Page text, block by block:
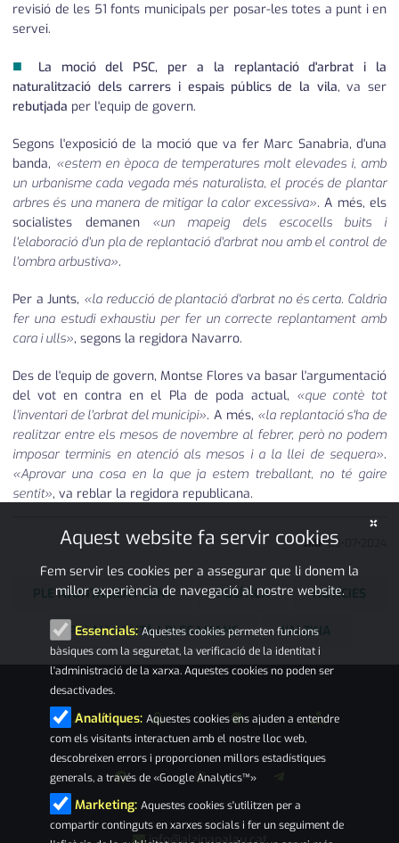
revisió de les 51 fonts municipals per posar-les totes a punt i en
servei.
■
La moció del PSC, per a la replantació d'arbrat i la
naturalització dels carrers i espais públics de la vila, va ser
rebutjada per l'equip de govern.
Segons l'exposició de la moció que va fer Marc Sanabria, d'una
banda, «estem en època de temperatures molt elevades i, amb
un urbanisme cada vegada més naturalista, el procés de plantar
arbres és una manera de mitigar la calor excessiva». A més, els
socialistes demanen «un mapeig dels escocells buits i
l'elaboració d'un pla de replantació d'arbrat nou amb el control de
l'ombra arbustiva».
Per a Junts, «la reducció de plantació d'arbrat no és certa. Caldria
fer una estudi exhaustiu per fer un correcte replantament amb
cara i ulls», segons la regidora Navarro.
Des de l'equip de govern, Montse Flores va basar l'argumentació
del vot en contra en el Pla de poda actual, «que contè tot
l'inventari de l'arbrat del municipi». A més, «la replantació s'ha de
realitzar entre els mesos de novembre al febrer, però no podem
imposar terminis en atenció als mesos i a la llei de sequera».
«Aprovar una cosa en la que ja estem treballant, no té gaire
sentit», va reblar la regidora republicana.
JMP03
PLE AJUNTAMENT JUNY POLÍTICA NOTÍCIES
PALAU-SOLITÀ I PLEGAMANS L'ALZINA
×
Aquest website fa servir cookies
Fem servir les cookies per a assegurar que li donem la
millor experiència de navegació al nostre website.
Essencials: Aquestes cookies permeten funcions
bàsiques com la seguretat, la verificació de la identitat i
l'administració de la xarxa. Aquestes cookies no poden ser
desactivades.
Analítiques: Aquestes cookies ens ajuden a entendre
com els visitants interactuen amb el nostre lloc web,
descobreixen errors i proporcionen millors estadístiques
generals, a través de «Google Analytics™»
Marketing: Aquestes cookies s'utilitzen per a
compartir continguts en xarxes socials i fer un seguiment de